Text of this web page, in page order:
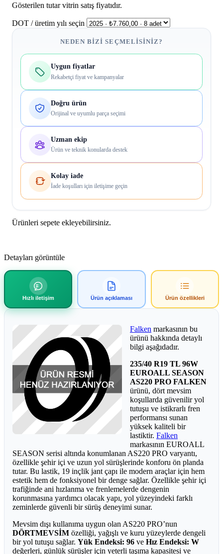
Gösterilen tutar vitrin satış fiyatıdır.
DOT / üretim yılı seçin
NEDEN BIZI SEÇMELISINIZ?
Uygun fiyatlar
Rekabetçi fiyat ve kampanyalar
Doğru ürün
Orijinal ve uyumlu parça seçimi
Uzman ekip
Ürün ve teknik konularda destek
Kolay iade
İade koşulları için iletişime geçin
Ürünleri sepete ekleyebilirsiniz.
Detayları görüntüle
Hızlı iletişim Ürün açıklaması Ürün özellikleri
Falken markasının bu
ürünü hakkında detaylı
bilgi aşağıdadır.
235/40 R19 TL 96W
EUROALL SEASON
AS220 PRO FALKEN
ürünü, dört mevsim
koşullarda güvenilir yol
tutuşu ve istikrarlı fren
performansı sunan
yüksek kaliteli bir
lastiktir. Falken
markasının EUROALL
SEASON serisi altında konumlanan AS220 PRO varyantı,
özellikle şehir içi ve uzun yol sürüşlerinde konforu ön planda
tutar. Bu lastik, 19 inçlik jant çapı ile modern araçlar için hem
estetik hem de fonksiyonel bir denge sağlar. Özellikle şehir içi
trafiğinde ani hızlanma ve frenlemelerde dengenin
korunmasına yardımcı olacak yapı, yol yüzeyindeki farklı
zeminlerde güvenli bir sürüş deneyimi sunar.
Mevsim dışı kullanıma uygun olan AS220 PRO’nun
DÖRTMEVSİM özelliği, yağışlı ve kuru yüzeylerde dengeli
bir yol tutuşu sağlar. Yük Endeksi: 96 ve Hız Endeksi: W
değerleri, günlük sürüşler için yeterli taşıma kapasitesi ve